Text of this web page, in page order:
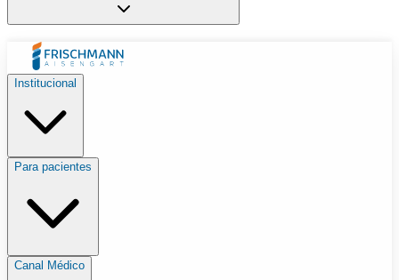
Institucional
Para pacientes
Canal Médico